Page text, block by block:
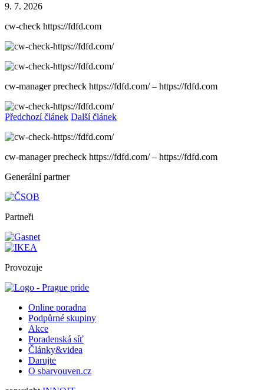
9. 7. 2026
cw-check https://fdfd.com
cw-manager precheck https://fdfd.com/ – https://fdfd.com
Předchozí článek Další článek
cw-manager precheck https://fdfd.com/ – https://fdfd.com
Generální partner
Partneři
Provozuje
Online poradna
Podpůrné skupiny
Akce
Poradenská síť
Články&videa
Darujte
O sbarvouven.cz